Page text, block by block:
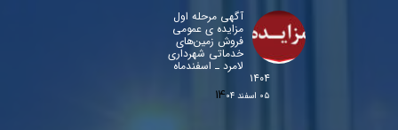
آگهی مرحله اول
مزایده ی عمومی
فروش زمین‌های
خدماتی شهرداری
لامرد ـ اسفندماه
۱۴۰۴
۰۵ اسفند ۰۴